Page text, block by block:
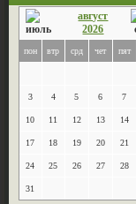
август
2026
пон втр срд чет пят
3 4 5 6 7
10 11 12 13 14
17 18 19 20 21
24 25 26 27 28
31